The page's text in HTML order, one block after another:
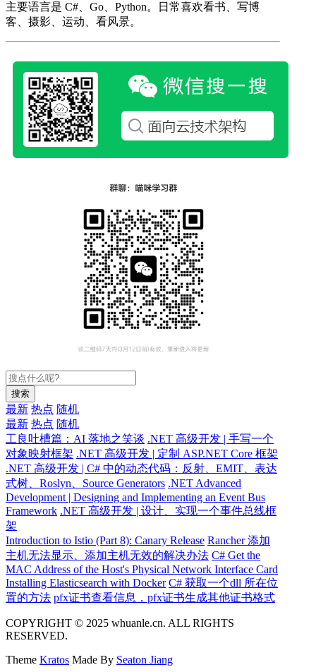
主要语言是 C#、Go、Python。日常喜欢看书、写博
客、摄影、运动、看风景。
搜索
最新 热点 随机
最新 热点 随机
工良吐槽篇：AI 落地之笑谈 .NET 高级开发 | 手写一个
对象映射框架 .NET 高级开发 | 定制 ASP.NET Core 框架
.NET 高级开发 | C# 中的动态代码：反射、EMIT、表达
式树、Roslyn、Source Generators .NET Advanced
Development | Designing and Implementing an Event Bus
Framework .NET 高级开发 | 设计、实现一个事件总线框
架
Introduction to Istio (Part 8): Canary Release Rancher 添加
主机无法显示、添加主机无效的解决办法 C# Get the
MAC Address of the Host's Physical Network Interface Card
Installing Elasticsearch with Docker C# 获取一个dll 所在位
置的方法 pfx证书查看信息，pfx证书生成其他证书格式
COPYRIGHT © 2025 whuanle.cn. ALL RIGHTS
RESERVED.
Theme Kratos Made By Seaton Jiang